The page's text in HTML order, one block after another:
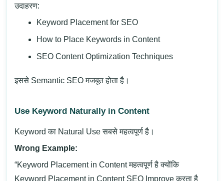
उदाहरण:
Keyword Placement for SEO
How to Place Keywords in Content
SEO Content Optimization Techniques
इससे Semantic SEO मजबूत होता है।
Use Keyword Naturally in Content
Keyword का Natural Use सबसे महत्वपूर्ण है।
Wrong Example:
“Keyword Placement in Content महत्वपूर्ण है क्योंकि
Keyword Placement in Content SEO Improve करता है